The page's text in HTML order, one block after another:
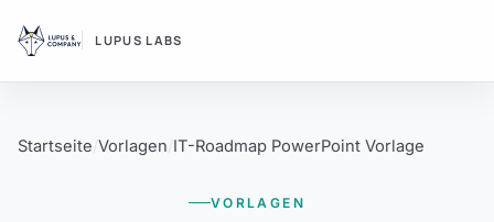
LUPUS LABS
Startseite Vorlagen IT-Roadmap PowerPoint Vorlage
VORLAGEN